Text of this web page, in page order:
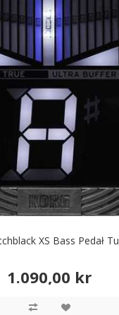
XS Bass Pedał
1.090,00 kr